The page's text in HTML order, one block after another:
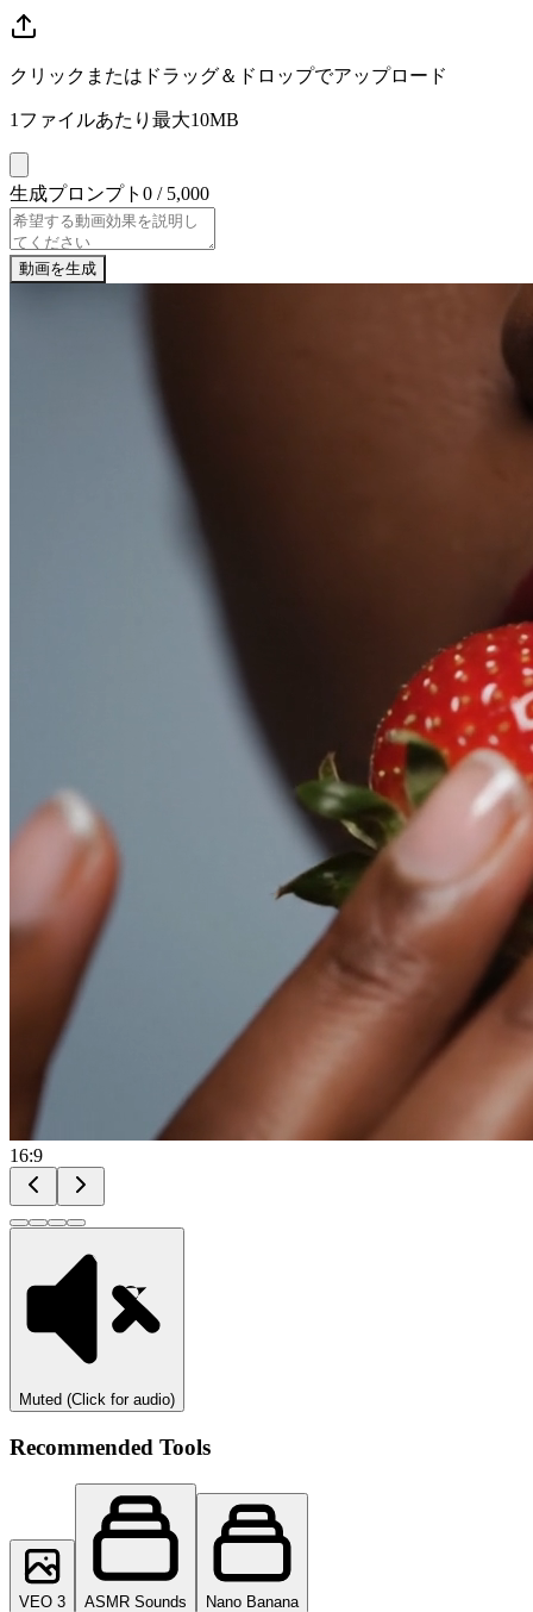
クリックまたはドラッグ＆ドロップでアップロード
1ファイルあたり最大10MB
生成プロンプト 0 / 5,000
動画を生成
16:9
Muted (Click for audio)
Recommended Tools
VEO 3 ASMR Sounds Nano Banana